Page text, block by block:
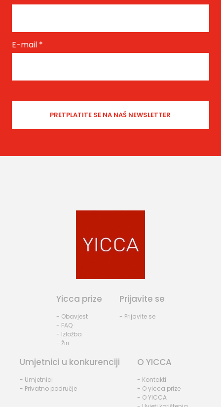
E-mail *
Yicca prize
- Obavjest
- FAQ
- Izložba
- Žiri
Prijavite se
- Prijavite se
Umjetnici u konkurenciji
- Umjetnici
- Privatno područje
O YICCA
- Kontakti
- O yicca prize
- O YICCA